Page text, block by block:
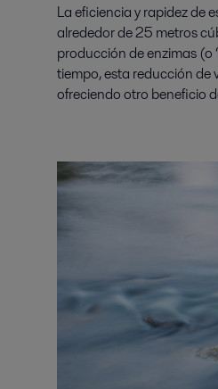
La eficiencia y rapidez de
alrededor de 25 metros
producción de enzimas (o
tiempo, esta reducción de
ofreciendo otro beneficio